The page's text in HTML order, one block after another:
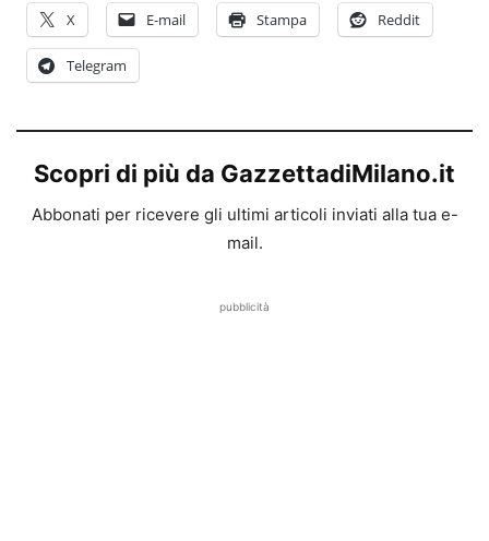
X E-mail Stampa Reddit
Telegram
Scopri di più da GazzettadiMilano.it
Abbonati per ricevere gli ultimi articoli inviati alla tua e-
mail.
pubblicità